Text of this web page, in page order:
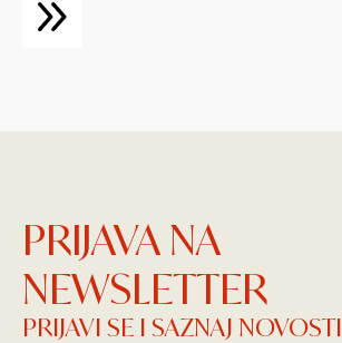
PRIJAVA NA
NEWSLETTER
PRIJAVI SE I SAZNAJ NOVOSTI